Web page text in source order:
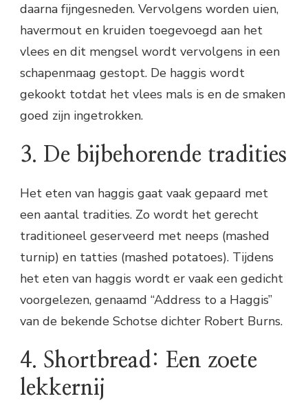
daarna fijngesneden. Vervolgens worden uien,
havermout en kruiden toegevoegd aan het
vlees en dit mengsel wordt vervolgens in een
schapenmaag gestopt. De haggis wordt
gekookt totdat het vlees mals is en de smaken
goed zijn ingetrokken.
3. De bijbehorende tradities
Het eten van haggis gaat vaak gepaard met
een aantal tradities. Zo wordt het gerecht
traditioneel geserveerd met neeps (mashed
turnip) en tatties (mashed potatoes). Tijdens
het eten van haggis wordt er vaak een gedicht
voorgelezen, genaamd “Address to a Haggis”
van de bekende Schotse dichter Robert Burns.
4. Shortbread: Een zoete
lekkernij